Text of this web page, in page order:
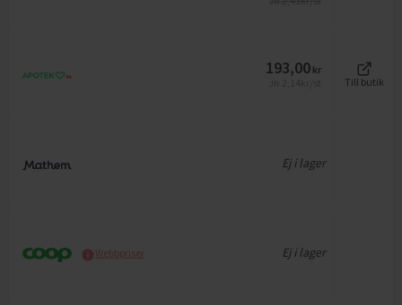
193,00 kr
Till butik
Ej i lager
Webbpriser Ej i lager